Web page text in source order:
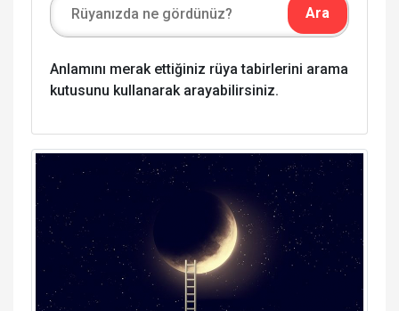
Anlamını merak ettiğiniz rüya tabirlerini arama
kutusunu kullanarak arayabilirsiniz.